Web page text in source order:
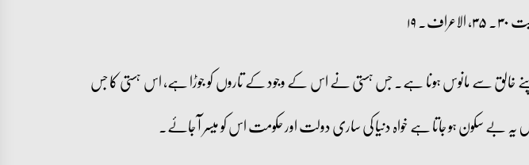
۱۹
خالق سے مانوس ہونا ہے۔ جس ہستی نے اس کے وجود کے تاروں کو جوڑا ہے، اس ہستی کا جس
بے سکون ہو جاتا ہے خواہ دنیا کی ساری دولت اور حکومت اس کو میسر آ جائے۔